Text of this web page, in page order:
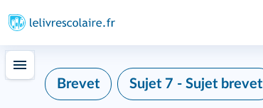
Brevet Sujet 7 - Sujet brevet